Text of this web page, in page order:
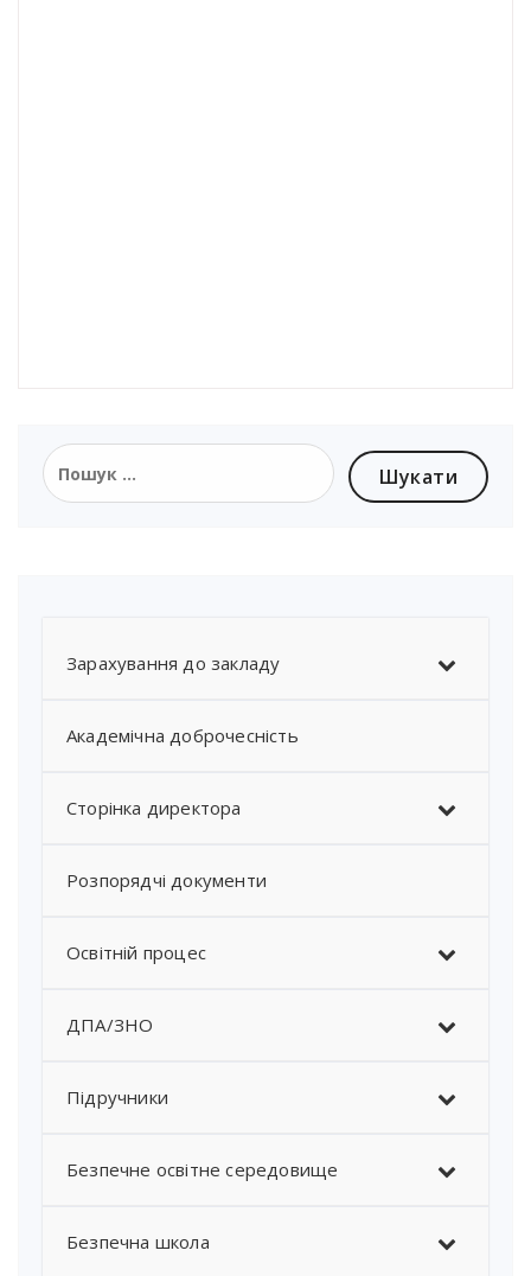
Пошук:
Зарахування до закладу
Академічна доброчесність
Сторінка директора
Розпорядчі документи
Освітній процес
ДПА/ЗНО
Підручники
Безпечне освітне середовище
Безпечна школа